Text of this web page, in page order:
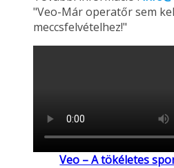
"Veo-Már operatőr sem
meccsfelvételhez!"
Veo – A tökéletes